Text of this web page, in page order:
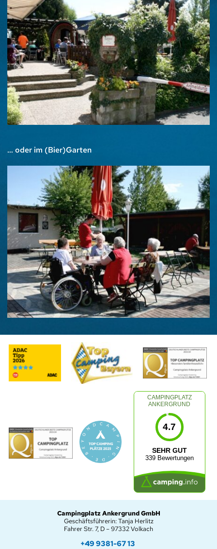
… oder im (Bier)Garten
CAMPINGPLATZ
ANKERGRUND
4.7
SEHR GUT
339 Bewertungen
Campingplatz Ankergrund GmbH
Geschäftsführerin: Tanja Herlitz
Fahrer Str. 7, D – 97332 Volkach
+49 9381-67 13